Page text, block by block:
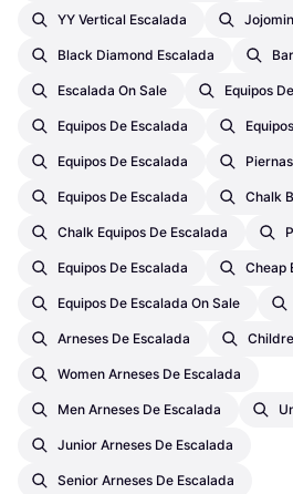
YY Vertical Escalada
Black Diamond Escalada
Escalada On Sale Equipos
Equipos De Escalada
Equipos De Escalada
Equipos De Escalada Chalk
Chalk Equipos De Escalada
Equipos De Escalada Cheap
Equipos De Escalada On Sale
Arneses De Escalada
Women Arneses De Escalada
Men Arneses De Escalada
Junior Arneses De Escalada
Senior Arneses De Escalada